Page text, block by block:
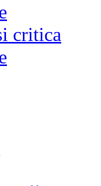
critica